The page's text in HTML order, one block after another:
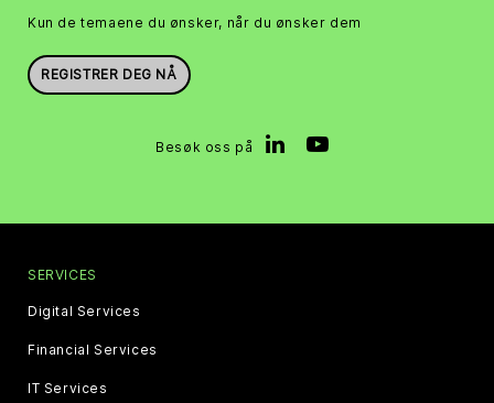
Kun de temaene du ønsker, når du ønsker dem
REGISTRER DEG NÅ
Besøk oss på
SERVICES
Digital Services
Financial Services
IT Services